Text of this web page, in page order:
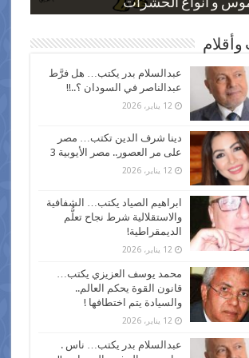
و أنواع الحشرات
بعد ارتفاع الأسعار
نسبة الطلاق في مصر
كاركاتيرية
كاركاتيرية
وأقلام
عبدالسلام بدر يكتب… هل فرَّط
عبدالناصر في السودان ؟..!!
12 يناير، 2026
دينا شرف الدين تكتب… مصر
على مر العصور.. مصر الأيوبية 3
12 يناير، 2026
ابراهيم الصياد يكتب… الشفافية
والاستقلالية شرط نجاح تعلُّم
الديمقراطية!
12 يناير، 2026
محمد يوسف العزيزي يكتب…
قانون القوة يحكم العالم..
والسيادة يتم اختطافها !
12 يناير، 2026
عبدالسلام بدر يكتب… ناس .